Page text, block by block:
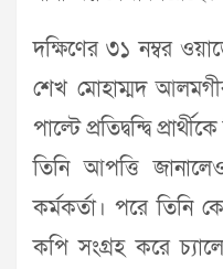
দক্ষিণের ৩১ নম্বর
শেখ মোহাম্মদ
পাল্টে প্রতিদ্বন্দ্বি
তিনি আপত্তি
কর্মকর্তা। পরে তিনি
কপি সংগ্রহ করে